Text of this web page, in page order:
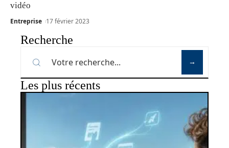
vidéo
Entreprise 17 février 2023
Recherche
Les plus récents